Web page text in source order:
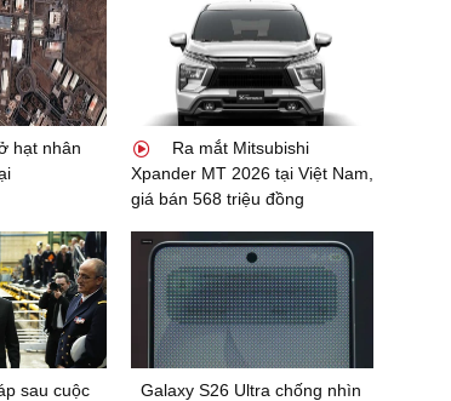
hạt nhân
Ra mắt Mitsubishi
Xpander MT 2026 tại Việt Nam,
giá bán 568 triệu đồng
sau cuộc
Galaxy S26 Ultra chống nhìn